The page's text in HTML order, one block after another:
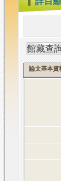
系
統
論文基本資